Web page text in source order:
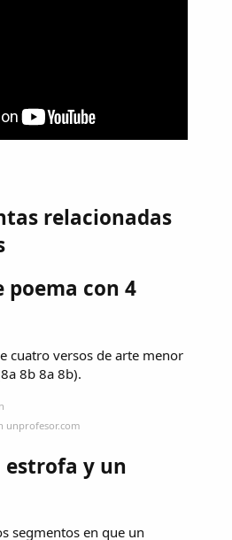
relacionadas
poema con 4
cuatro versos de arte menor
8b 8a 8b).
unprofesor.com
estrofa y un
segmentos en que un